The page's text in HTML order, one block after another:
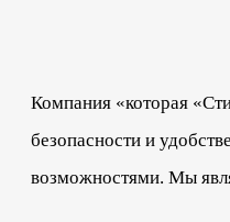
Компания «которая
безопасности и
возможностями. Мы